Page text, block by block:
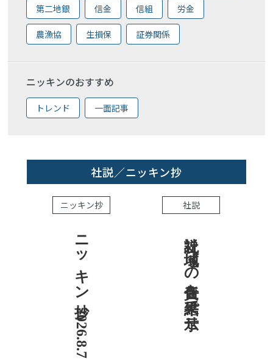
第二地銀 信金 信組 労金
農漁協 生損保 証券関係
ニッキンのおすすめ
トレンド 一面記事
社説／ニッキン抄
ニッキン抄
ニッキン抄 2026.8.7
社説
社説 地域への責任を結果で示せ